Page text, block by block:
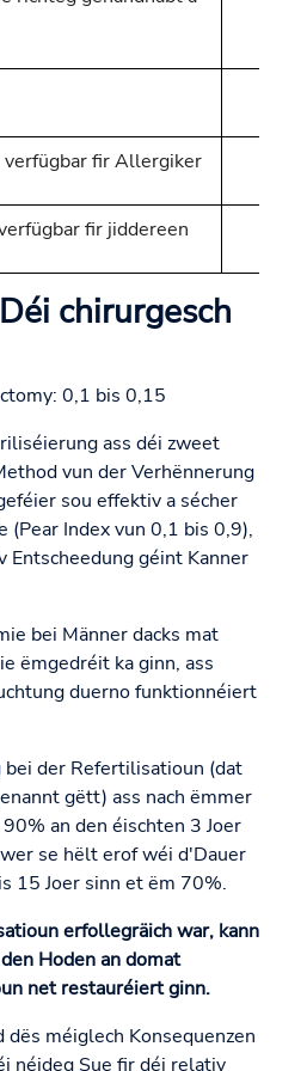
verfügbar fir Allergiker
fir jiddereen
chirurgesch
0,1 bis 0,15
ass déi zweet
vun der Verhënnerung
sou effektiv a sécher
Index vun 0,1 bis 0,9),
Entscheedung géint Kanner
bei Männer dacks mat
ëmgedréit ka ginn, ass
duerno funktionnéiert
bei der Refertilisatioun (dat
gëtt) ass nach ëmmer
an den éischten 3 Joer
se hëlt erof wéi d'Dauer
15 Joer sinn et ëm 70%.
erfollegräich war, kann
Hoden an domat
net restauréiert ginn.
méiglech Konsequenzen
néideg Sue fir déi relativ